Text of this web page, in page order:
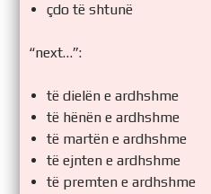
çdo të shtunë
“next…”:
të dielën e ardhshme
të hënën e ardhshme
të martën e ardhshme
të ejnten e ardhshme
të premten e ardhshme